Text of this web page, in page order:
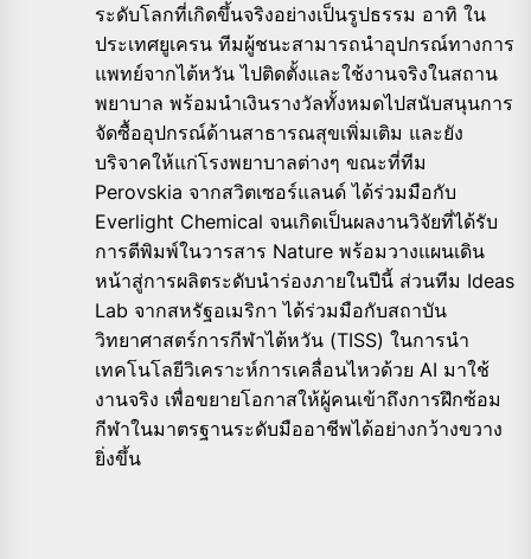
ระดับโลกที่เกิดขึ้นจริงอย่างเป็นรูปธรรม อาทิ ใน
ประเทศยูเครน ทีมผู้ชนะสามารถนำอุปกรณ์ทางการ
แพทย์จากไต้หวัน ไปติดตั้งและใช้งานจริงในสถาน
พยาบาล พร้อมนำเงินรางวัลทั้งหมดไปสนับสนุนการ
จัดซื้ออุปกรณ์ด้านสาธารณสุขเพิ่มเติม และยัง
บริจาคให้แก่โรงพยาบาลต่างๆ ขณะที่ทีม
Perovskia จากสวิตเซอร์แลนด์ ได้ร่วมมือกับ
Everlight Chemical จนเกิดเป็นผลงานวิจัยที่ได้รับ
การตีพิมพ์ในวารสาร Nature พร้อมวางแผนเดิน
หน้าสู่การผลิตระดับนำร่องภายในปีนี้ ส่วนทีม Ideas
Lab จากสหรัฐอเมริกา ได้ร่วมมือกับสถาบัน
วิทยาศาสตร์การกีฬาไต้หวัน (TISS) ในการนำ
เทคโนโลยีวิเคราะห์การเคลื่อนไหวด้วย AI มาใช้
งานจริง เพื่อขยายโอกาสให้ผู้คนเข้าถึงการฝึกซ้อม
กีฬาในมาตรฐานระดับมืออาชีพได้อย่างกว้างขวาง
ยิ่งขึ้น